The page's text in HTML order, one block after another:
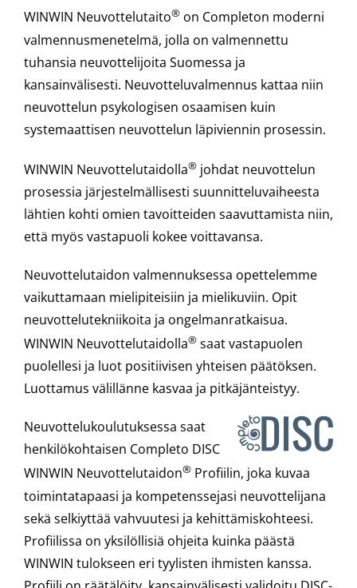
WINWIN Neuvottelutaito® on Completon moderni
valmennusmenetelmä, jolla on valmennettu
tuhansia neuvottelijoita Suomessa ja
kansainvälisesti. Neuvotteluvalmennus kattaa niin
neuvottelun psykologisen osaamisen kuin
systemaattisen neuvottelun läpiviennin prosessin.
WINWIN Neuvottelutaidolla® johdat neuvottelun
prosessia järjestelmällisesti suunnitteluvaiheesta
lähtien kohti omien tavoitteiden saavuttamista niin,
että myös vastapuoli kokee voittavansa.
Neuvottelutaidon valmennuksessa opettelemme
vaikuttamaan mielipiteisiin ja mielikuviin. Opit
neuvottelutekniikoita ja ongelmanratkaisua.
WINWIN Neuvottelutaidolla® saat vastapuolen
puolellesi ja luot positiivisen yhteisen päätöksen.
Luottamus välillänne kasvaa ja pitkäjänteistyy.
Neuvottelukoulutuksessa saat
henkilökohtaisen Completo DISC
WINWIN Neuvottelutaidon® Profiilin, joka kuvaa
toimintatapaasi ja kompetenssejasi neuvottelijana
sekä selkiyttää vahvuutesi ja kehittämiskohteesi.
Profiilissa on yksilöllisiä ohjeita kuinka päästä
WINWIN tulokseen eri tyylisten ihmisten kanssa.